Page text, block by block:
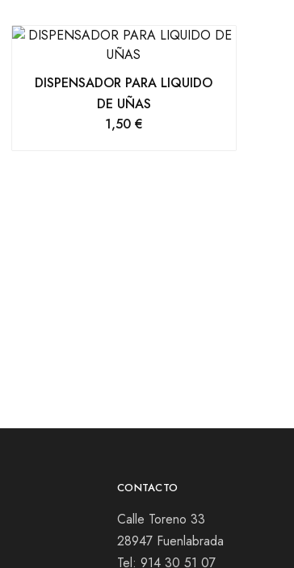
DISPENSADOR PARA LIQUIDO
DE UÑAS
1,50 €
CONTACTO
Calle Toreno 33
28947 Fuenlabrada
Tel: 914 30 51 07